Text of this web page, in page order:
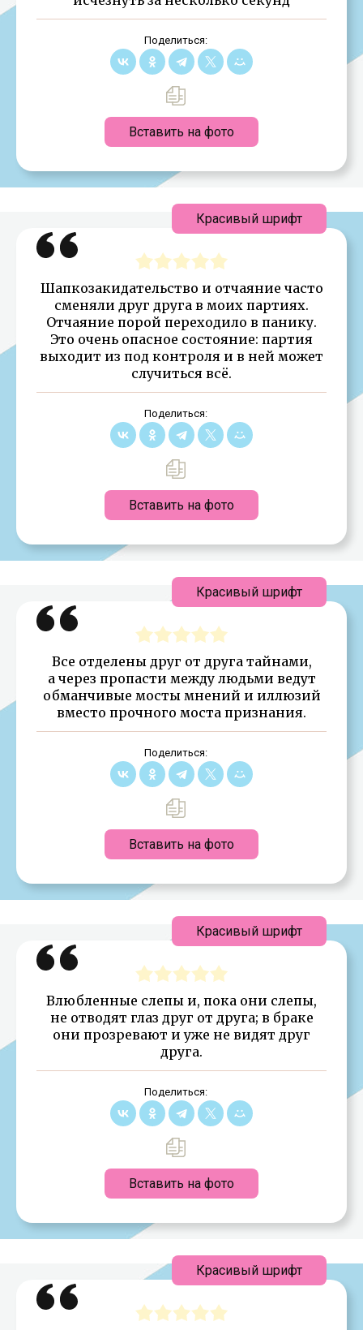
Поделиться:
Вставить на фото
Шапкозакидательство и отчаяние часто
сменяли друг друга в моих партиях.
Отчаяние порой переходило в панику.
Это очень опасное состояние: партия
выходит из под контроля и в ней может
случиться всё.
Поделиться:
Вставить на фото
Красивый шрифт
Все отделены друг от друга тайнами,
а через пропасти между людьми ведут
обманчивые мосты мнений и иллюзий
вместо прочного моста признания.
Поделиться:
Вставить на фото
Красивый шрифт
Влюбленные слепы и, пока они слепы,
не отводят глаз друг от друга; в браке
они прозревают и уже не видят друг
друга.
Поделиться:
Вставить на фото
Красивый шрифт
Красивый шрифт